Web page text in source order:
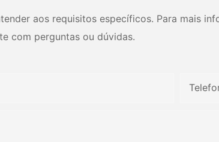
aos requisitos específicos. Para mais
com perguntas ou dúvidas.